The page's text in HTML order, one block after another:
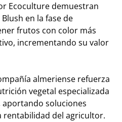
Ecoculture demuestran
en la fase de
frutos con color más
incrementando su valor
almeriense refuerza
vegetal especializada
aportando soluciones
rentabilidad del agricultor.